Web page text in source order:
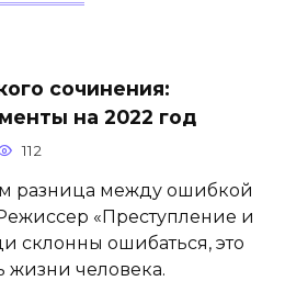
сочинения:
на 2022 год
112
разница между ошибкой
«Преступление и
склонны ошибаться, это
жизни человека.